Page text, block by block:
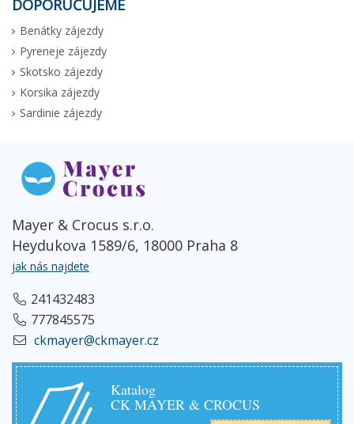
DOPORUČUJEME
Benátky zájezdy
Pyreneje zájezdy
Skotsko zájezdy
Korsika zájezdy
Sardinie zájezdy
Mayer & Crocus s.r.o.
Heydukova 1589/6, 18000 Praha 8
jak nás najdete
241432483
777845575
ckmayer@ckmayer.cz
Katalog
CK MAYER & CROCUS